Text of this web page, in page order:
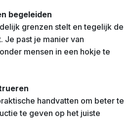
begeleiden
grenzen stelt en tegelijk de
Je past je manier van
mensen in een hokje te
handvatten om beter te
te geven op het juiste